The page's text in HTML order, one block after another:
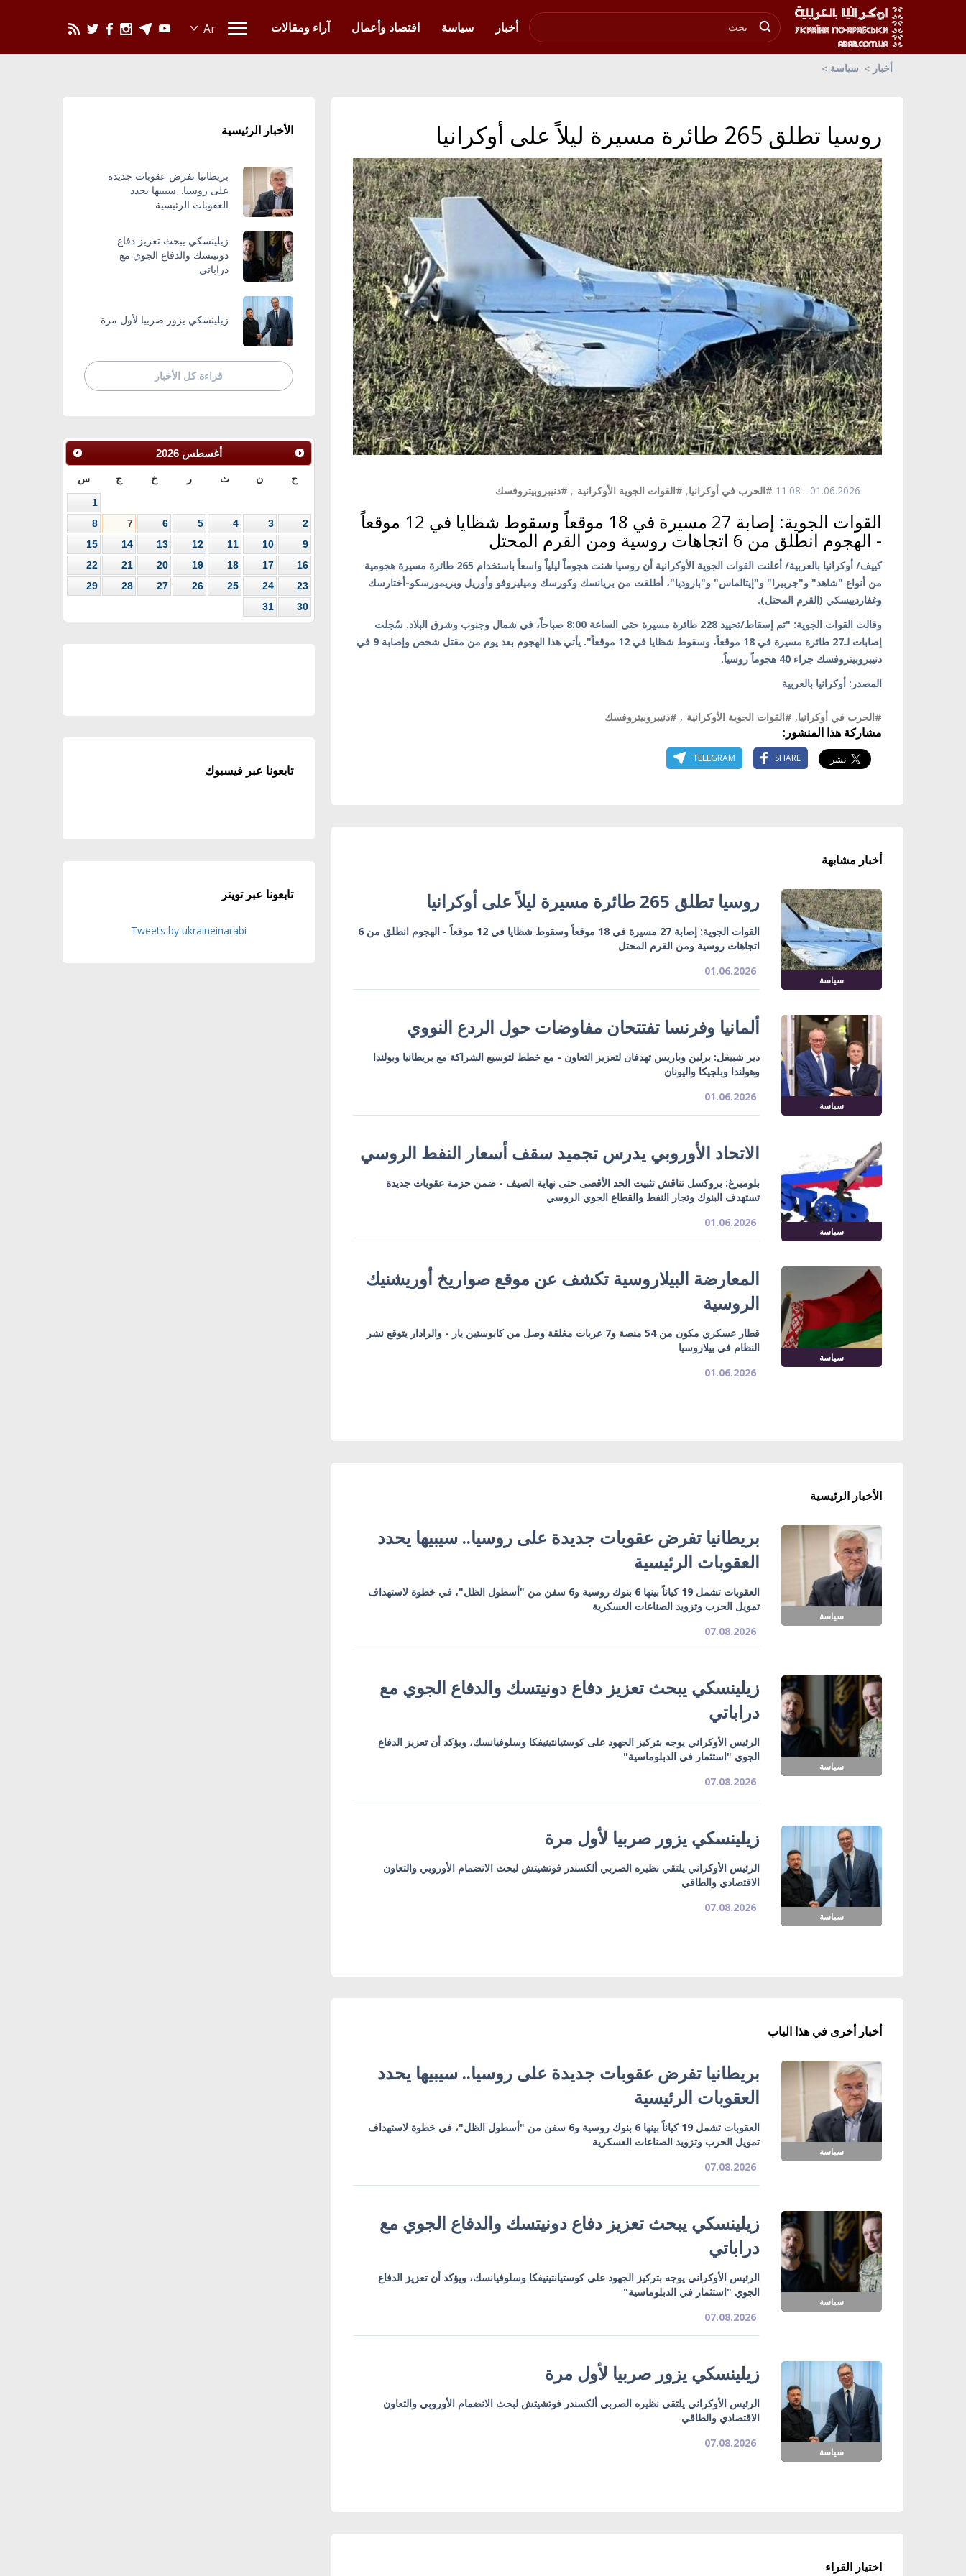
أخبار
سياسة اقتصاد وأعمال آراء ومقالات
أخبار سياسة
روسيا تطلق 265 طائرة مسيرة ليلاً على أوكرانيا
01.06.2026 - 11:08 #الحرب في أوكرانيا, #القوات الجوية الأوكرانية , #دنيبروبيتروفسك
القوات الجوية: إصابة 27 مسيرة في 18 موقعاً وسقوط شظايا في 12 موقعاً
- الهجوم انطلق من 6 اتجاهات روسية ومن القرم المحتل
كييف/ أوكرانيا بالعربية/ أعلنت القوات الجوية الأوكرانية أن روسيا شنت هجوماً ليلياً واسعاً باستخدام 265 طائرة مسيرة هجومية
من أنواع "شاهد" و"جربيرا" و"إيتالماس" و"باروديا"، أطلقت من بريانسك وكورسك وميليروفو وأوريل وبريمورسكو-أختارسك
وغفاردييسكي (القرم المحتل).
وقالت القوات الجوية: "تم إسقاط/تحييد 228 طائرة مسيرة حتى الساعة 8:00 صباحاً، في شمال وجنوب وشرق البلاد. سُجلت
إصابات لـ27 طائرة مسيرة في 18 موقعاً، وسقوط شظايا في 12 موقعاً". يأتي هذا الهجوم بعد يوم من مقتل شخص وإصابة 9 في
دنيبروبيتروفسك جراء 40 هجوماً روسياً.
المصدر: أوكرانيا بالعربية
#الحرب في أوكرانيا, #القوات الجوية الأوكرانية , #دنيبروبيتروفسك
مشاركة هذا المنشور:
SHARE
TELEGRAM
أخبار مشابهة
سياسة
روسيا تطلق 265 طائرة مسيرة ليلاً على أوكرانيا
القوات الجوية: إصابة 27 مسيرة في 18 موقعاً وسقوط شظايا في 12 موقعاً - الهجوم انطلق من 6
اتجاهات روسية ومن القرم المحتل
01.06.2026
سياسة
ألمانيا وفرنسا تفتتحان مفاوضات حول الردع النووي
دير شبيغل: برلين وباريس تهدفان لتعزيز التعاون - مع خطط لتوسيع الشراكة مع بريطانيا وبولندا
وهولندا وبلجيكا واليونان
01.06.2026
سياسة
الاتحاد الأوروبي يدرس تجميد سقف أسعار النفط الروسي
بلومبرغ: بروكسل تناقش تثبيت الحد الأقصى حتى نهاية الصيف - ضمن حزمة عقوبات جديدة
تستهدف البنوك وتجار النفط والقطاع الجوي الروسي
01.06.2026
سياسة
المعارضة البيلاروسية تكشف عن موقع صواريخ أوريشنيك
الروسية
قطار عسكري مكون من 54 منصة و7 عربات مغلقة وصل من كابوستين يار - والرادار يتوقع نشر
النظام في بيلاروسيا
01.06.2026
الأخبار الرئيسية
سياسة
بريطانيا تفرض عقوبات جديدة على روسيا.. سيبيها يحدد
العقوبات الرئيسية
العقوبات تشمل 19 كياناً بينها 6 بنوك روسية و6 سفن من "أسطول الظل"، في خطوة لاستهداف
تمويل الحرب وتزويد الصناعات العسكرية
07.08.2026
سياسة
زيلينسكي يبحث تعزيز دفاع دونيتسك والدفاع الجوي مع
دراباتي
الرئيس الأوكراني يوجه بتركيز الجهود على كوستيانتينيفكا وسلوفيانسك، ويؤكد أن تعزيز الدفاع
الجوي "استثمار في الدبلوماسية"
07.08.2026
سياسة
زيلينسكي يزور صربيا لأول مرة
الرئيس الأوكراني يلتقي نظيره الصربي ألكسندر فوتشيتش لبحث الانضمام الأوروبي والتعاون
الاقتصادي والطاقي
07.08.2026
أخبار أخرى في هذا الباب
سياسة
بريطانيا تفرض عقوبات جديدة على روسيا.. سيبيها يحدد
العقوبات الرئيسية
العقوبات تشمل 19 كياناً بينها 6 بنوك روسية و6 سفن من "أسطول الظل"، في خطوة لاستهداف
تمويل الحرب وتزويد الصناعات العسكرية
07.08.2026
سياسة
زيلينسكي يبحث تعزيز دفاع دونيتسك والدفاع الجوي مع
دراباتي
الرئيس الأوكراني يوجه بتركيز الجهود على كوستيانتينيفكا وسلوفيانسك، ويؤكد أن تعزيز الدفاع
الجوي "استثمار في الدبلوماسية"
07.08.2026
سياسة
زيلينسكي يزور صربيا لأول مرة
الرئيس الأوكراني يلتقي نظيره الصربي ألكسندر فوتشيتش لبحث الانضمام الأوروبي والتعاون
الاقتصادي والطاقي
07.08.2026
اختيار القراء
الأخبار الرئيسية
بريطانيا تفرض عقوبات جديدة
على روسيا.. سيبيها يحدد
العقوبات الرئيسية
زيلينسكي يبحث تعزيز دفاع
دونيتسك والدفاع الجوي مع
دراباتي
زيلينسكي يزور صربيا لأول مرة
قراءة كل الأخبار
أغسطس 2026
ح ن ث ر خ ج س
1
2
3
4
5
6
7
8
9
10
11
12
13
14
15
16
17
18
19
20
21
22
23
24
25
26
27
28
29
30
31
تابعونا عبر فيسبوك
تابعونا عبر تويتر
Tweets by ukraineinarabi